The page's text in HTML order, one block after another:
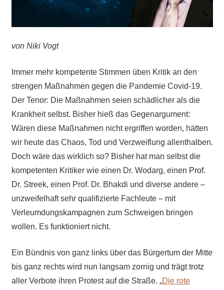
von Niki Vogt
Immer mehr kompetente Stimmen üben Kritik an den
strengen Maßnahmen gegen die Pandemie Covid-19.
Der Tenor: Die Maßnahmen seien schädlicher als die
Krankheit selbst. Bisher hieß das Gegenargument:
Wären diese Maßnahmen nicht ergriffen worden, hätten
wir heute das Chaos, Tod und Verzweiflung allenthalben.
Doch wäre das wirklich so? Bisher hat man selbst die
kompetenten Kritiker wie einen Dr. Wodarg, einen Prof.
Dr. Streek, einen Prof. Dr. Bhakdi und diverse andere –
unzweifelhaft sehr qualifizierte Fachleute – mit
Verleumdungskampagnen zum Schweigen bringen
wollen. Es funktioniert nicht.
Ein Bündnis von ganz links über das Bürgertum der Mitte
bis ganz rechts wird nun langsam zornig und trägt trotz
aller Verbote ihren Protest auf die Straße. „Die rote